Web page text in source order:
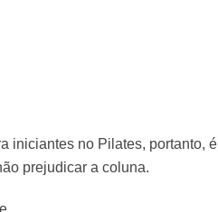
iniciantes no Pilates, portanto, é
prejudicar a coluna.